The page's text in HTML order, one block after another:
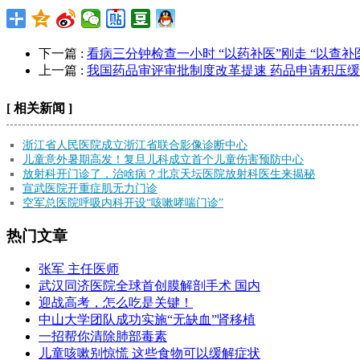
下一篇 : 看病三分钟检查一小时 “以药补医”刚走 “以查补
上一篇 : 我国药品审评审批制度改革提速 药品申请积压
[ 相关新闻 ]
浙江省人民医院成立浙江省联合影像诊断中心
儿童意外暑期高发！复旦儿科成立首个儿童伤害预防中心
放射科开门诊了，治啥病？北京天坛医院放射科医生来揭秘
宣武医院开重症肌无力门诊
空军总医院呼吸内科开设“咳嗽哮喘门诊”
热门文章
张军 主任医师
武汉同济医院全球首创膜解剖手术 国内
迎战高考，怎么吃是关键！
中山大学团队成功实施“无缺血”肾移植
一招帮你清除肺部毒素
儿童咳嗽别惊慌 这些食物可以缓解症状